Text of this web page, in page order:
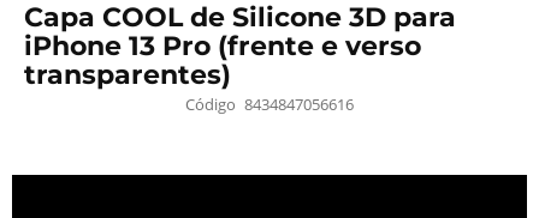
Capa COOL de Silicone 3D para
iPhone 13 Pro (frente e verso
transparentes)
Código 8434847056616